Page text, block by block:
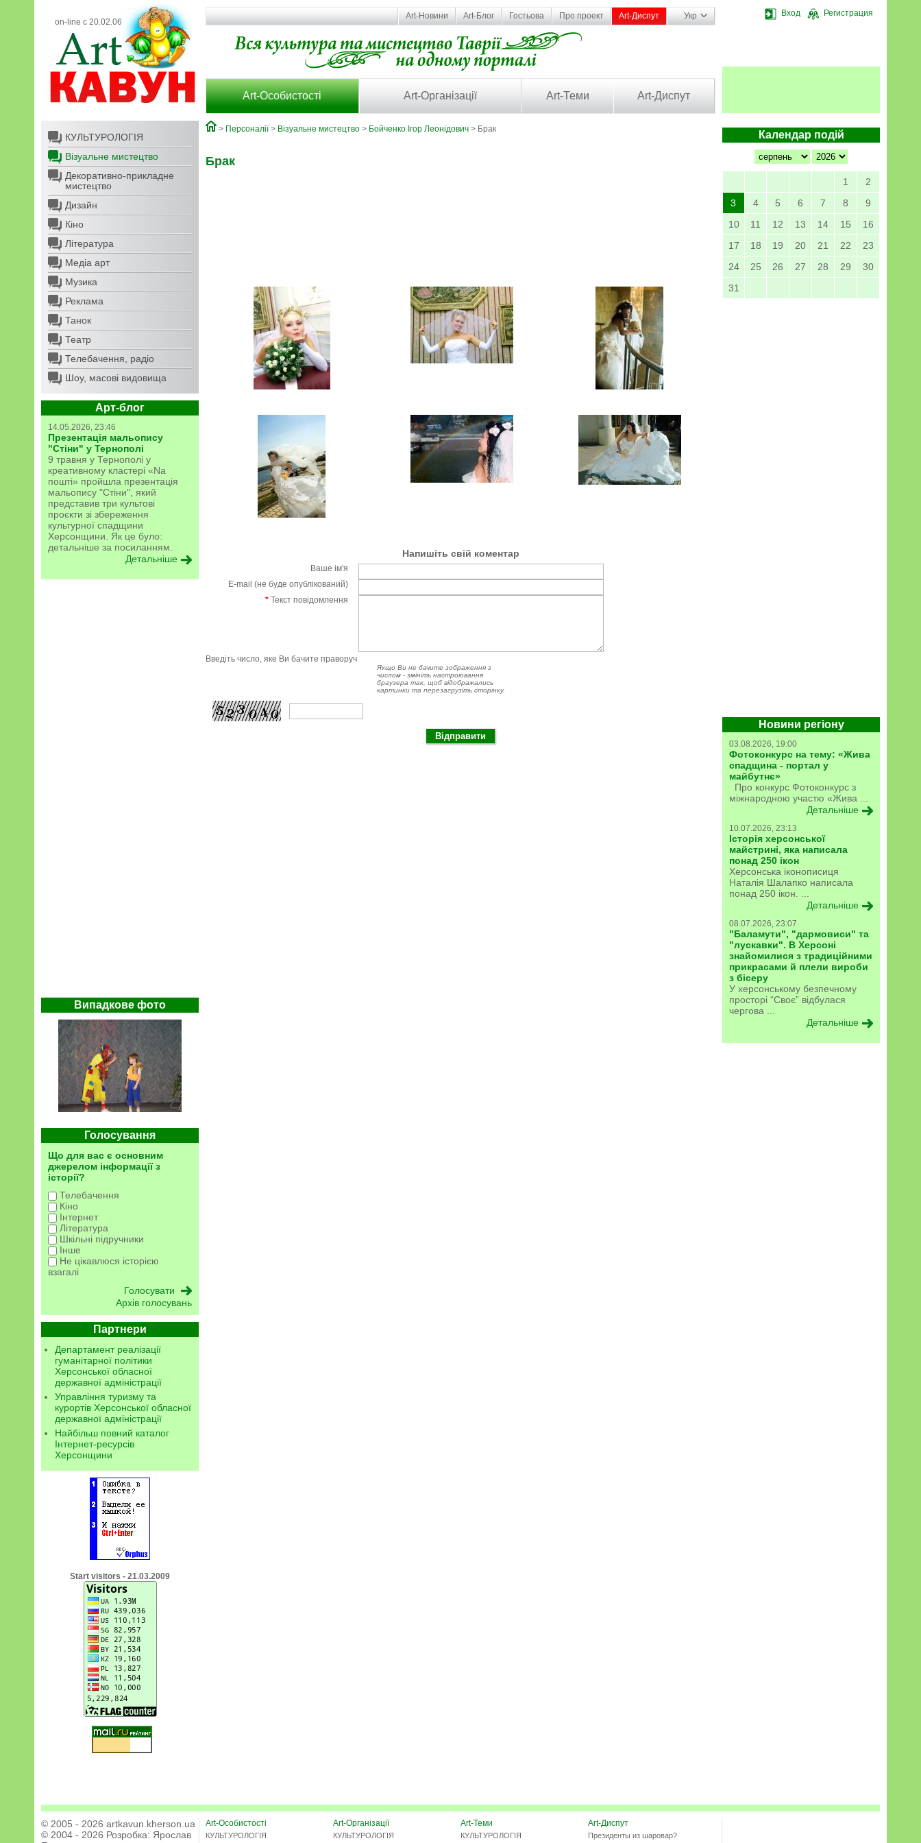
on-line с 20.02.06
Вход Регистрация
Art-Новини Art-Блог Гостьова Про проект Art-Диспут Укр
Art-Особистості Art-Організації Art-Теми Art-Диспут
КУЛЬТУРОЛОГІЯ
Візуальне мистецтво
Декоративно-прикладне
мистецтво
Дизайн
Кіно
Література
Медіа арт
Музика
Реклама
Танок
Театр
Телебачення, радіо
Шоу, масові видовища
Арт-блог
14.05.2026, 23:46
Презентація мальопису
"Стіни" у Тернополі
9 травня у Тернополі у
креативному кластері «Na
пошті» пройшла презентація
мальопису "Стіни", який
представив три культові
проєкти зі збереження
культурної спадщини
Херсонщини. Як це було:
детальніше за посиланням.
Детальніше
Випадкове фото
Голосування
Що для вас є основним
джерелом інформації з
історії?
Телебачення
Кіно
Інтернет
Література
Шкільні підручники
Інше
Не цікавлюся історією
взагалі
Архів голосувань
Партнери
Департамент реалізації
гуманітарної політики
Херсонської обласної
державної адміністрації
Управління туризму та
курортів Херсонської обласної
державної адміністрації
Найбільш повний каталог
Інтернет-ресурсів
Херсонщини
Start visitors - 21.03.2009
Календар подій
1
2
3
4 5 6 7 8
9
10
11 12 13 14 15
16
17
18 19 20 21 22
23
24
25 26 27 28 29
30
31
Новини регіону
03.08.2026, 19:00
Фотоконкурс на тему: «Жива
спадщина - портал у
майбутнє»
Про конкурс Фотоконкурс з
міжнародною участю «Жива ...
Детальніше
10.07.2026, 23:13
Історія херсонської
майстрині, яка написала
понад 250 ікон
Херсонська іконописиця
Наталія Шалапко написала
понад 250 ікон. ...
Детальніше
08.07.2026, 23:07
"Баламути", "дармовиси" та
"лускавки". В Херсоні
знайомилися з традиційними
прикрасами й плели вироби
з бісеру
У херсонському безпечному
просторі “Своє” відбулася
чергова ...
Детальніше
> Персоналії> Візуальне мистецтво > Бойченко Ігор Леонідович > Брак
Брак
Напишіть свій коментар
Ваше ім'я
E-mail (не буде опублікований)
* Текст повідомлення
Введіть число, яке Ви бачите праворуч
Якщо Ви не бачите зображення з
числом - змініть настроювання
браузера так, щоб відображались
картинки та перезагрузіть сторінку.
© 2005 - 2026 artkavun.kherson.ua
© 2004 - 2026 Розробка: Ярослав
Art-Особистості
КУЛЬТУРОЛОГІЯ
Art-Організації
КУЛЬТУРОЛОГІЯ
Art-Теми
КУЛЬТУРОЛОГІЯ
Art-Диспут
Президенты из шаровар?